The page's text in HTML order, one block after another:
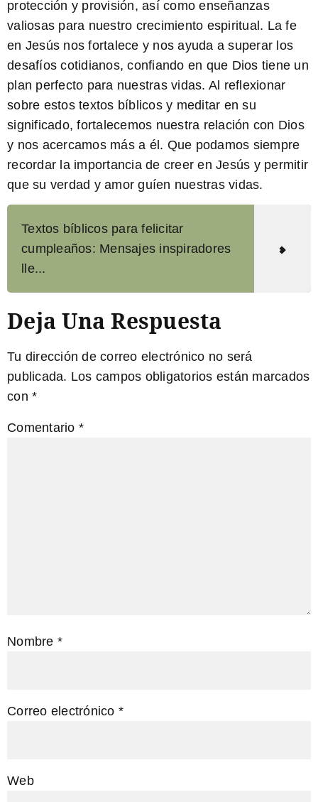
protección y provisión, así como enseñanzas
valiosas para nuestro crecimiento espiritual. La fe
en Jesús nos fortalece y nos ayuda a superar los
desafíos cotidianos, confiando en que Dios tiene un
plan perfecto para nuestras vidas. Al reflexionar
sobre estos textos bíblicos y meditar en su
significado, fortalecemos nuestra relación con Dios
y nos acercamos más a él. Que podamos siempre
recordar la importancia de creer en Jesús y permitir
que su verdad y amor guíen nuestras vidas.
Textos bíblicos para felicitar
cumpleaños: Mensajes inspiradores
lle...
Deja Una Respuesta
Tu dirección de correo electrónico no será
publicada. Los campos obligatorios están marcados
con *
Comentario *
Nombre *
Correo electrónico *
Web